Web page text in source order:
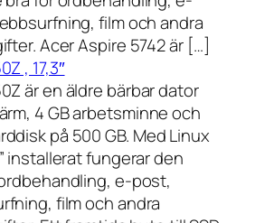
film och andra
Acer Aspire 5742 är […]
, 17,3″
är en äldre bärbar dator
4 GB arbetsminne och
på 500 GB. Med Linux
installerat fungerar den
e-post,
film och andra